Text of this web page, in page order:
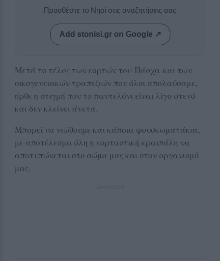
Προσθέστε το Νησί στις αναζητήσεις σας
Add stonisi.gr on Google ↗
Μετά το τέλος των εορτών του Πάσχα και των
οικογενειακών τραπεζιών που όλοι απολαύσαμε,
ήρθε η στιγμή που το παντελόνι είναι λίγο στενό
και δεν κλείνει άνετα.
Μπορεί να νιώθουμε και κάποια φουσκωματάκια,
με αποτέλεσμα όλη η εορταστική κραιπάλη να
αποτυπώνεται στο σώμα μας και στον οργανισμό
μας.